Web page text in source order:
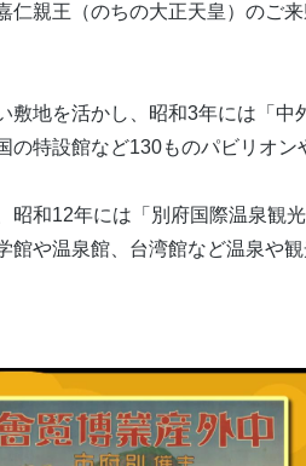
仁親王（のちの大正天皇）のご
敷地を活かし、昭和3年には「
の特設館など130ものパビリオン
昭和12年には「別府国際温泉観
館や温泉館、台湾館など温泉や